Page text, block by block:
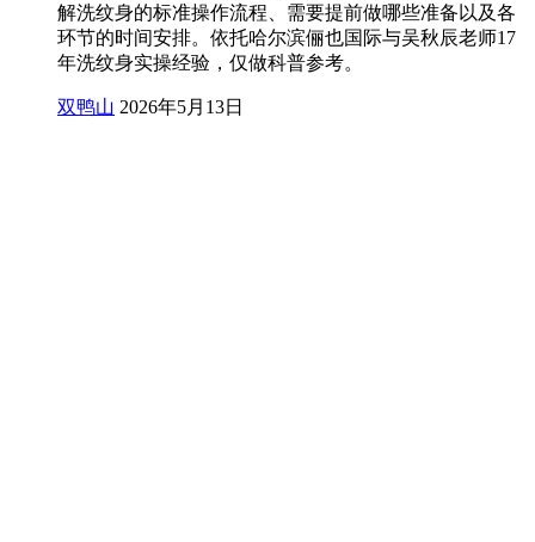
解洗纹身的标准操作流程、需要提前做哪些准备以及各
环节的时间安排。依托哈尔滨俪也国际与吴秋辰老师17
年洗纹身实操经验，仅做科普参考。
双鸭山 2026年5月13日